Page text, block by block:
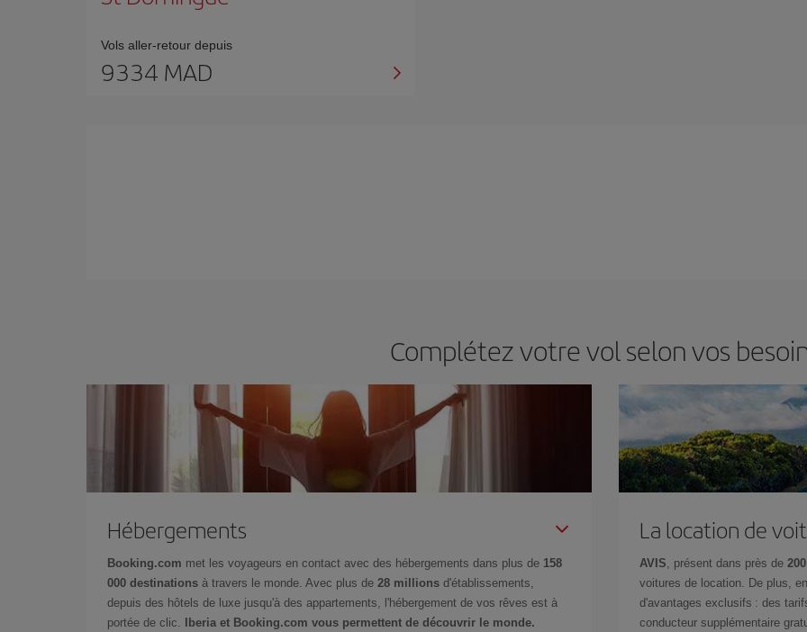
Vols aller-retour depuis
9334 MAD
Complétez votre vol selon vos
Hébergements
Booking.com met les voyageurs en contact avec des hébergements dans plus de 158
000 destinations à travers le monde. Avec plus de 28 millions d'établissements,
depuis des hôtels de luxe jusqu'à des appartements, l'hébergement de vos rêves est à
portée de clic.
Iberia et Booking.com vous permettent de découvrir le monde.
La location de
AVIS , présent dans près de
voitures de location. De plus,
d'avantages exclusifs : des
conducteur supplémentaire